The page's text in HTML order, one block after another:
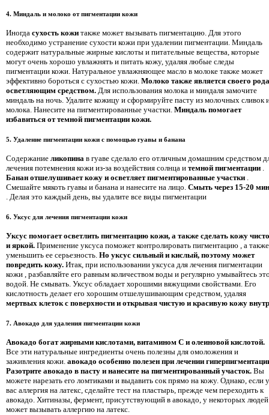
4. Миндаль и молоко от пигментации кожи
Иногда сухость кожи также может вызывать пигментацию. Для этого
необходимо устранение сухости кожи при удалении пигментации. Миндаль
содержит натуральные жирные кислоты и питательные вещества, которые
могут очень хорошо увлажнять и питать кожу, удаляя любые следы
пигментации кожи. Натуральное увлажняющее масло в молоке также может
эффективно бороться с сухостью кожи. Молоко также является своего рода
осветляющим средством. Для использования молока и миндаля замочите
миндаль на ночь. Удалите кожицу и сформируйте пасту из молочных сливок
молока. Нанесите на пигментированные участки. Миндаль помогает
избавиться от темной пигментации кожи.
5. Удаление пигментации кожи с помощью гуавы и банана
Содержание ликопина в гуаве сделало его отличным домашним средством
лечения потемнения кожи из-за воздействия солнца и темной пигментации .
Банан отшелушивает кожу и осветляет пигментированные участки .
Смешайте мякоть гуавы и банана и нанесите на лицо. Смыть через 15-20
. Делая это каждый день, вы удалите все виды пигментации
6. Уксус для лечения пигментации кожи
Уксус помогает осветлить пигментацию кожи, а также сделать кожу
и яркой. Применение уксуса поможет контролировать пигментацию , а также
уменьшить ее серьезность. Но уксус сильный и кислый, поэтому может
повредить кожу. Итак, при использовании уксуса для лечения пигментации
кожи , разбавляйте его равным количеством воды и регулярно умывайтесь
водой. Не смывать. Уксус обладает хорошими вяжущими свойствами. Его
кислотность делает его хорошим отшелушивающим средством, удаляя
мертвых клеток с поверхности и открывая чистую и красивую кожу
7. Авокадо для удаления пигментации кожи
Авокадо богат жирными кислотами, витамином С и олеиновой кислотой.
Все эти натуральные ингредиенты очень полезны для омоложения и
заживления кожи. авокадо особенно полезен при лечении
Разотрите авокадо в пасту и нанесите на пигментированный участок. Вы
можете нарезать его ломтиками и выдавить сок прямо на кожу. Однако, если у
вас аллергия на латекс, сделайте тест на пластырь, прежде чем переходить к
авокадо. Хитиназы, фермент, присутствующий в авокадо, у некоторых людей
может вызывать аллергию на латекс.